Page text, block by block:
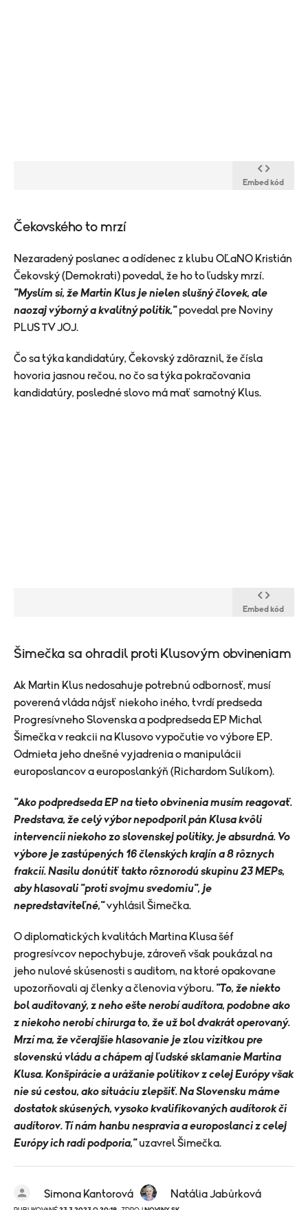
Embed kód
​Čekovského to mrzí
Nezaradený poslanec a odídenec z klubu OĽaNO Kristián
Čekovský (Demokrati) povedal, že ho to ľudsky mrzí.
"Myslím si, že Martin Klus je nielen slušný človek, ale
naozaj výborný a kvalitný politik,"povedal pre Noviny
PLUS TV JOJ.
Čo sa týka kandidatúry, Čekovský zdôraznil, že čísla
hovoria jasnou rečou, no čo sa týka pokračovania
kandidatúry, posledné slovo má mať samotný Klus.
Embed kód
​Šimečka sa ohradil proti Klusovým obvineniam​
Ak Martin Klus nedosahuje potrebnú odbornosť, musí
poverená vláda nájsť niekoho iného, tvrdí predseda
Progresívneho Slovenska a podpredseda EP Michal
Šimečka v reakcii na Klusovo vypočutie vo výbore EP.
Odmieta jeho dnešné vyjadrenia o manipulácii
europoslancov a europoslankýň (Richardom Sulíkom).
"Ako podpredseda EP na tieto obvinenia musím reagovať.
Predstava, že celý výbor nepodporil pán Klusa kvôli
intervencii niekoho zo slovenskej politiky, je absurdná. Vo
výbore je zastúpených 16 členských krajín a 8 rôznych
frakcií. Nasilu donútiť takto rôznorodú skupinu 23 MEPs,
aby hlasovali "proti svojmu svedomiu", je
nepredstaviteľné,"vyhlásil Šimečka.
O diplomatických kvalitách Martina Klusa šéf
progresívcov nepochybuje, zároveň však poukázal na
jeho nulové skúsenosti s auditom, na ktoré opakovane
upozorňovali aj členky a členovia výboru. "To, že niekto
bol auditovaný, z neho ešte nerobí audítora, podobne ako
z niekoho nerobí chirurga to, že už bol dvakrát operovaný.
Mrzí ma, že včerajšie hlasovanie je zlou vizitkou pre
slovenskú vládu a chápem aj ľudské sklamanie Martina
Klusa. Konšpirácie a urážanie politikov z celej Európy však
nie sú cestou, ako situáciu zlepšiť. Na Slovensku máme
dostatok skúsených, vysoko kvalifikovaných audítorok či
audítorov. Tí nám hanbu nespravia a europoslanci z celej
Európy ich radi podporia," uzavrel Šimečka.
Simona Kantorová Natália Jabůrková